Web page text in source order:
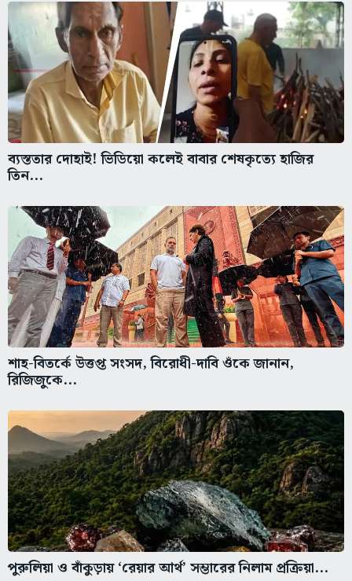
ব্যস্ততার দোহাই! ভিডিয়ো কলেই বাবার শেষকৃত্যে হাজির
তিন...
শাহ-বিতর্কে উত্তপ্ত সংসদ, বিরোধী-দাবি ওঁকে জানান,
রিজিজুকে...
পুরুলিয়া ও বাঁকুড়ায় ‘রেয়ার আর্থ’ সম্ভারের নিলাম প্রক্রিয়া...